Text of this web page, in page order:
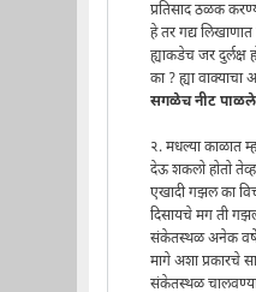
प्रतिसाद ठळक
हे तर गद्य
ह्याकडेच जर दुर्लक्ष
का ? ह्या वाक्याचा
सगळेच नीट
२. मधल्या काळात
देऊ शकलो होतो
एखादी गझल का
दिसायचे मग ती
संकेतस्थळ अनेक वर्षे
मागे अशा प्रकारचे
संकेतस्थळ